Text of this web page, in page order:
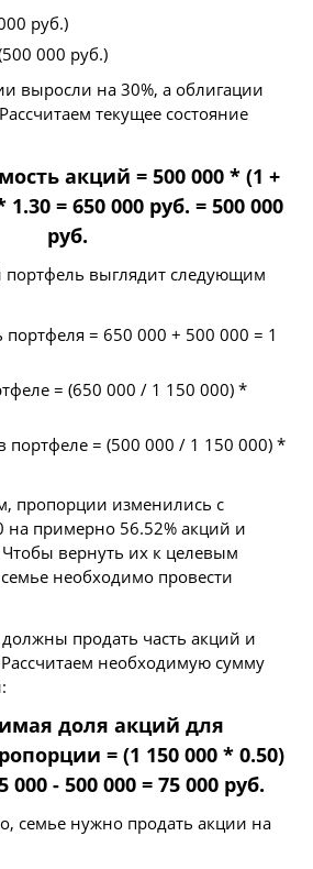
руб.)
000 руб.)
выросли на 30%, а облигации
текущее состояние
акций = 500 000 * (1 +
1.30 = 650 000 руб. = 500 000
руб.
выглядит следующим
= 650 000 + 500 000 = 1
= (650 000 / 1 150 000) *
портфеле = (500 000 / 1 150 000) *
пропорции изменились с
на примерно 56.52% акций и
вернуть их к целевым
необходимо провести
продать часть акций и
необходимую сумму
доля акций для
= (1 150 000 * 0.50)
000 - 500 000 = 75 000 руб.
семье нужно продать акции на